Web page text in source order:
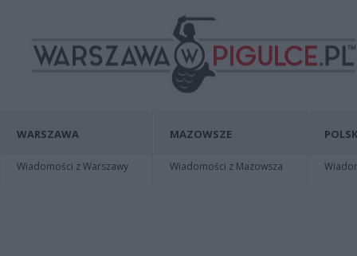
WARSZAWA
Wiadomości z Warszawy
MAZOWSZE
Wiadomości z Mazowsza